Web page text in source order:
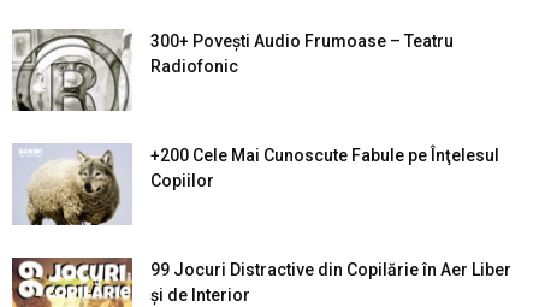
300+ Povești Audio Frumoase – Teatru
Radiofonic
+200 Cele Mai Cunoscute Fabule pe Înţelesul
Copiilor
99 Jocuri Distractive din Copilărie în Aer Liber
şi de Interior